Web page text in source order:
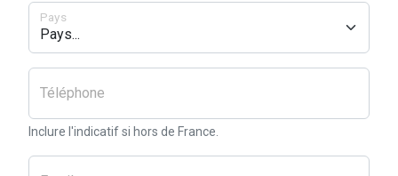
Pays
Téléphone
Inclure l'indicatif si hors de France.